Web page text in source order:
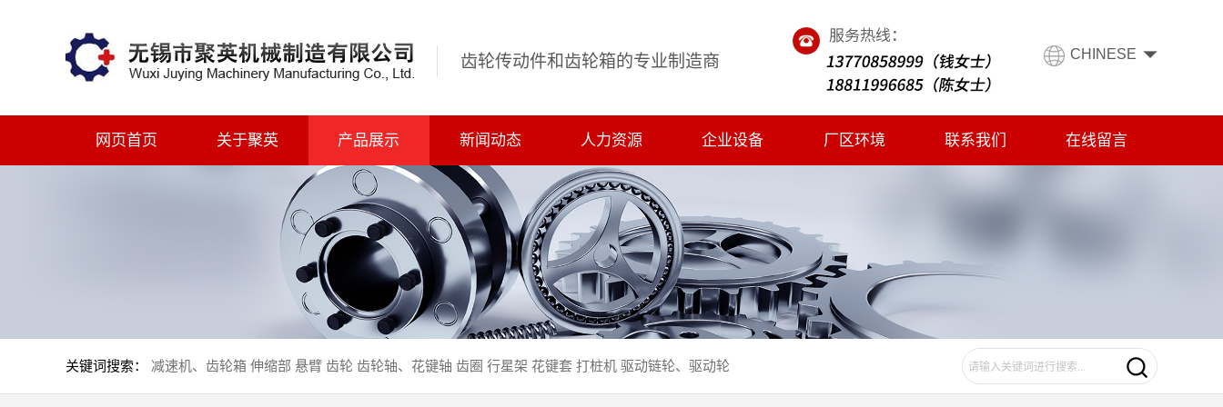
齿轮传动件和齿轮箱的专业制造商 CHINESE
网页首页 关于聚英 产品展示 新闻动态 人力资源 企业设备 厂区环境 联系我们 在线留言
关键词搜索： 减速机、齿轮箱 伸缩部 悬臂 齿轮 齿轮轴、花键轴 齿圈 行星架 花键套 打桩机 驱动链轮、驱动轮